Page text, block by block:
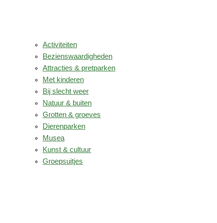
Activiteiten
Bezienswaardigheden
Attracties & pretparken
Met kinderen
Bij slecht weer
Natuur & buiten
Grotten & groeves
Dierenparken
Musea
Kunst & cultuur
Groepsuitjes